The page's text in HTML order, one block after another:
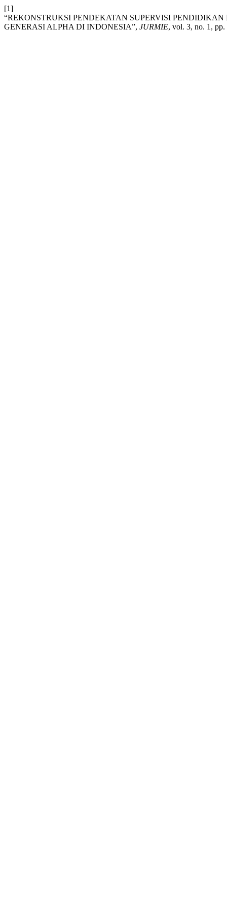
[1]
“REKONSTRUKSI PENDEKATAN SUPERVISI
GENERASI ALPHA DI INDONESIA”, JURMIE, vol. 3, no. 1, pp.